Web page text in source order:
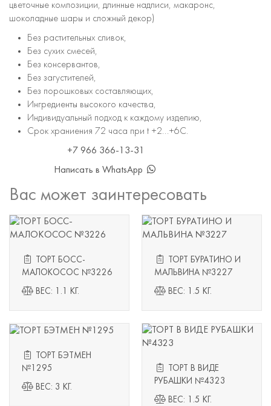
цветочные композиции, длинные надписи, макаронс,
шоколадные шары и сложный декор)
Без растительных сливок,
Без сухих смесей,
Без консервантов,
Без загустителей,
Без порошковых составляющих,
Ингредиенты высокого качества,
Индивидуальный подход к каждому изделию,
Срок храниения 72 часа при t +2...+6С.
+7 966 366-13-31
Написать в WhatsApp
Вас может заинтересовать
ТОРТ БОСС-
МАЛОКОСОС №3226
ВЕС: 1.1 КГ.
ТОРТ БУРАТИНО И
МАЛЬВИНА №3227
ВЕС: 1.5 КГ.
ТОРТ БЭТМЕН
№1295
ВЕС: 3 КГ.
ТОРТ В ВИДЕ
РУБАШКИ №4323
ВЕС: 1.5 КГ.